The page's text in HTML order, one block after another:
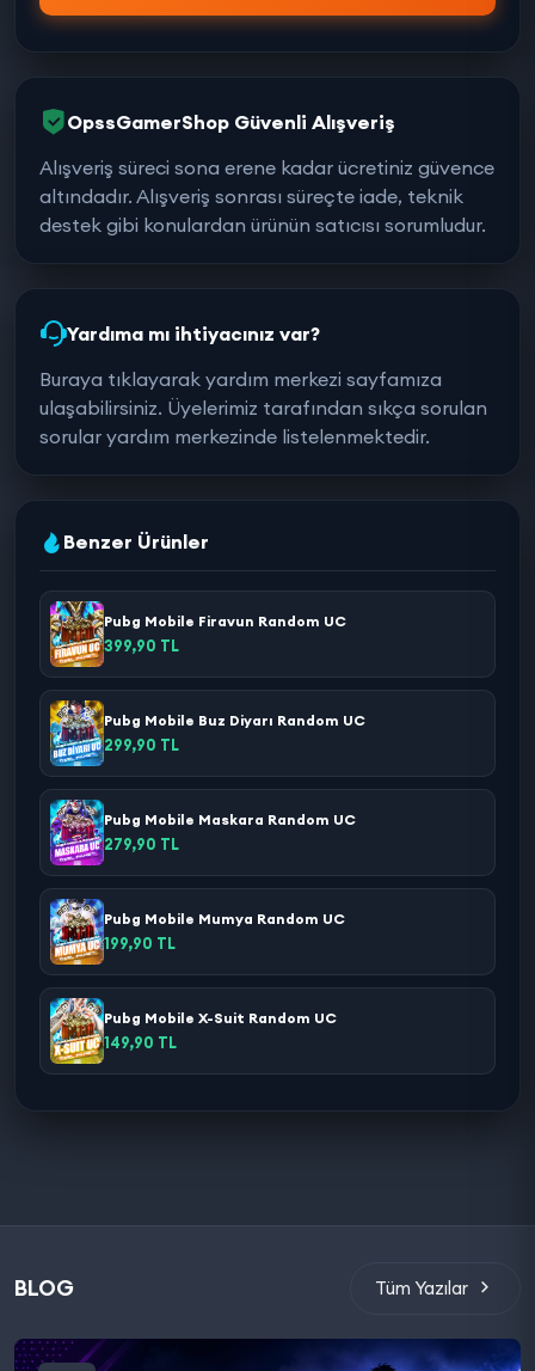
OpssGamerShop Güvenli Alışveriş
Alışveriş süreci sona erene kadar ücretiniz güvence
altındadır. Alışveriş sonrası süreçte iade, teknik
destek gibi konulardan ürünün satıcısı sorumludur.
Yardıma mı ihtiyacınız var?
Buraya tıklayarak yardım merkezi sayfamıza
ulaşabilirsiniz. Üyelerimiz tarafından sıkça sorulan
sorular yardım merkezinde listelenmektedir.
Benzer Ürünler
Pubg Mobile Firavun Random UC
399,90 TL
Pubg Mobile Buz Diyarı Random UC
299,90 TL
Pubg Mobile Maskara Random UC
279,90 TL
Pubg Mobile Mumya Random UC
199,90 TL
Pubg Mobile X-Suit Random UC
149,90 TL
BLOG Tüm Yazılar